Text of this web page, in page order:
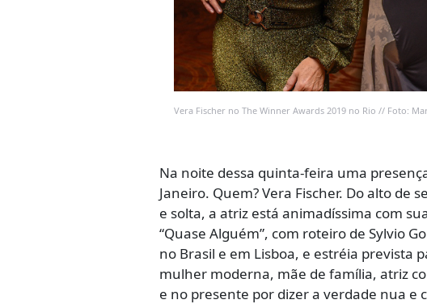
Vera Fischer no The Winner Awards 2019 no Rio // Foto:
Na noite dessa quinta-feira uma
Janeiro. Quem? Vera Fischer. Do alto de
e solta, a atriz está animadíssima com
“Quase Alguém”, com roteiro de Sylvio
no Brasil e em Lisboa, e estréia prevista
mulher moderna, mãe de família, atriz
e no presente por dizer a verdade nua e